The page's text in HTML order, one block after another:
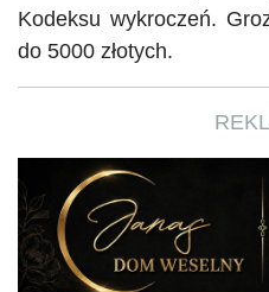
Kodeksu wykroczeń.
do 5000 złotych.